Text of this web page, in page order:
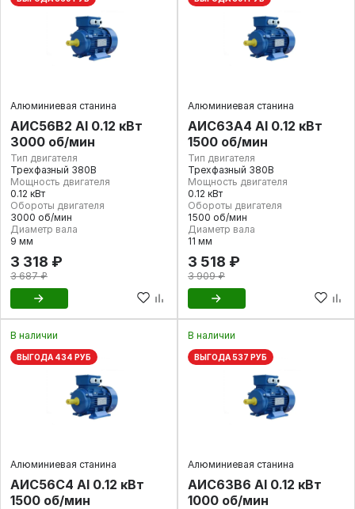
Алюминиевая станина
АИС56В2 Al 0.12 кВт
3000 об/мин
Тип двигателя
Трехфазный 380В
Мощность двигателя
0.12 кВт
Обороты двигателя
3000 об/мин
Диаметр вала
9 мм
3 318 ₽
3 687 ₽
Алюминиевая станина
АИС63А4 Al 0.12 кВт
1500 об/мин
Тип двигателя
Трехфазный 380В
Мощность двигателя
0.12 кВт
Обороты двигателя
1500 об/мин
Диаметр вала
11 мм
3 518 ₽
3 909 ₽
В наличии
ВЫГОДА 434 РУБ
Алюминиевая станина
АИС56C4 Al 0.12 кВт
1500 об/мин
В наличии
ВЫГОДА 537 РУБ
Алюминиевая станина
АИС63В6 Al 0.12 кВт
1000 об/мин